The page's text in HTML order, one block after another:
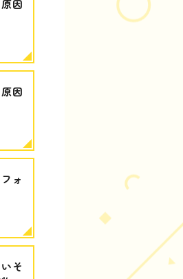
因
因
ォ
そ